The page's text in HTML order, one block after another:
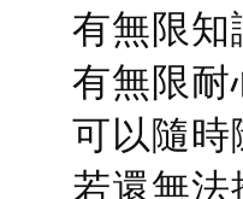
有無限
有無限
可以隨
若還無